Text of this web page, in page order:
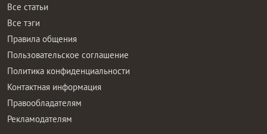
Все статьи
Все тэги
Правила общения
Пользовательское соглашение
Политика конфиденциальности
Контактная информация
Правообладателям
Рекламодателям